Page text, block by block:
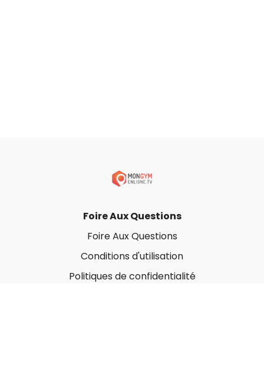
Foire Aux Questions
Foire Aux Questions
Conditions d'utilisation
Politiques de confidentialité